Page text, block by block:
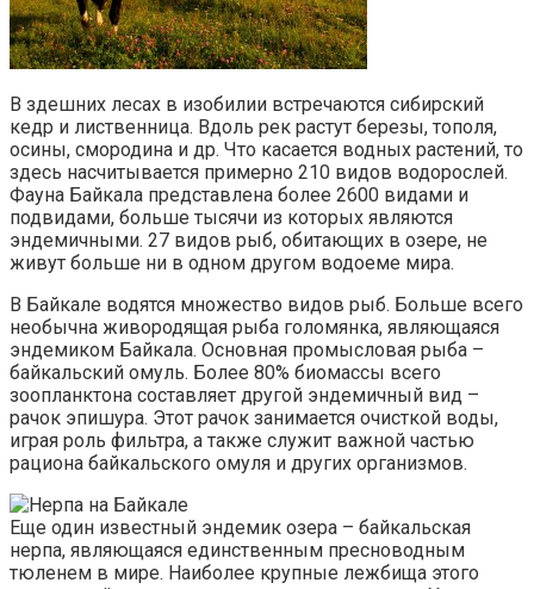
В здешних лесах в изобилии встречаются сибирский
кедр и лиственница. Вдоль рек растут березы, тополя,
осины, смородина и др. Что касается водных растений, то
здесь насчитывается примерно 210 видов водорослей.
Фауна Байкала представлена более 2600 видами и
подвидами, больше тысячи из которых являются
эндемичными. 27 видов рыб, обитающих в озере, не
живут больше ни в одном другом водоеме мира.
В Байкале водятся множество видов рыб. Больше всего
необычна живородящая рыба голомянка, являющаяся
эндемиком Байкала. Основная промысловая рыба –
байкальский омуль. Более 80% биомассы всего
зоопланктона составляет другой эндемичный вид –
рачок эпишура. Этот рачок занимается очисткой воды,
играя роль фильтра, а также служит важной частью
рациона байкальского омуля и других организмов.
Еще один известный эндемик озера – байкальская
нерпа, являющаяся единственным пресноводным
тюленем в мире. Наиболее крупные лежбища этого